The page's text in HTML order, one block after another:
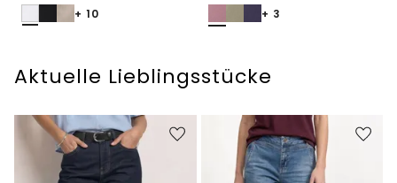
+ 10 + 3
Aktuelle Lieblingsstücke